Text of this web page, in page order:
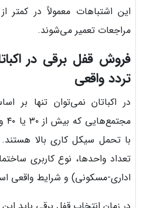
این اشتباهات معمولاً در
مراجعات تعمیر می‌شوند.
فروش قفل برقی در
تردد واقعی
در اکباتان نمی‌توان تنها بر
با تحمل سیکل کاری بالا
تعداد واحدها، نوع کاربری
اداری-مسکونی) و شرایط واقعی